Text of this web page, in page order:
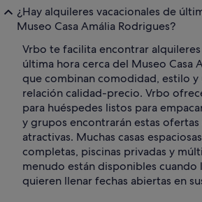
¿Hay alquileres vacacionales de
Museo Casa Amália Rodrigues?
Vrbo te facilita encontrar
última hora cerca del Museo Casa
que combinan comodidad, estilo y
relación calidad-precio. Vrbo
para huéspedes listos para
y grupos encontrarán estas
atractivas. Muchas casas
completas, piscinas privadas y
menudo están disponibles cuando
quieren llenar fechas abiertas en